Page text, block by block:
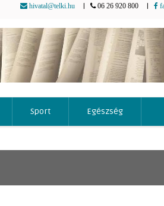
hivatal@telki.hu 06 26 920 800
Sport Egészség